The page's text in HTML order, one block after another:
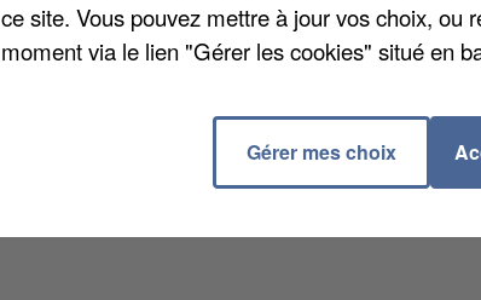
ce site. Vous pouvez mettre à jour vos choix, ou
moment via le lien "Gérer les cookies" situé en
Gérer mes choix